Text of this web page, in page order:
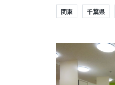
関東 千葉県